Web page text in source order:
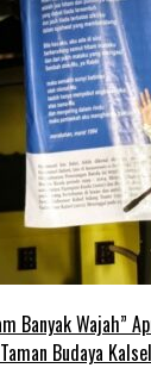
Banyak Wajah”
Budaya Kalsel